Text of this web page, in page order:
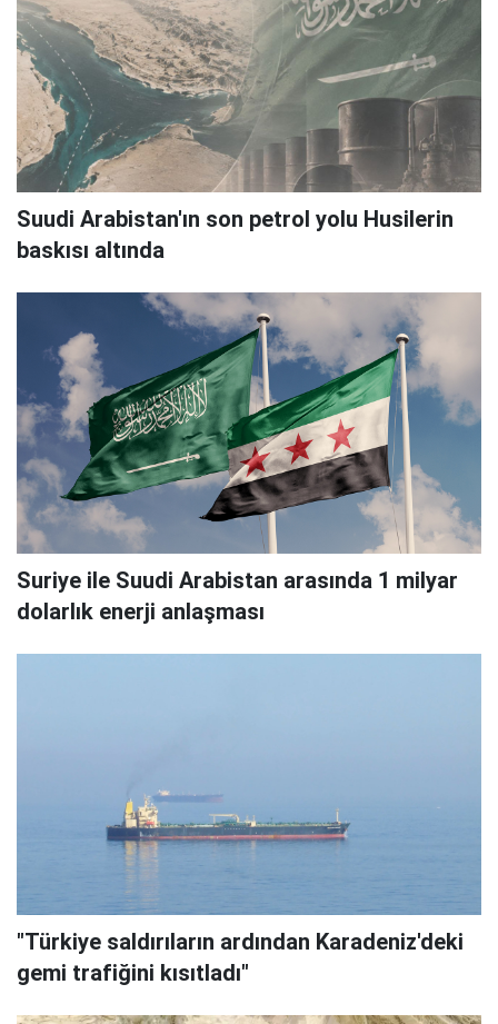
Suudi Arabistan'ın son petrol yolu Husilerin
baskısı altında
Suriye ile Suudi Arabistan arasında 1 milyar
dolarlık enerji anlaşması
"Türkiye saldırıların ardından Karadeniz'deki
gemi trafiğini kısıtladı"